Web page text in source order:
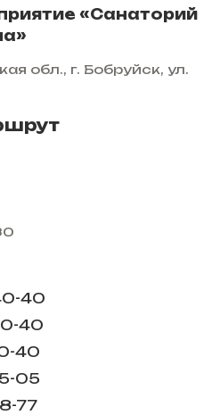
«Санаторий
обл., г. Бобруйск, ул.
40
40
40
05
77